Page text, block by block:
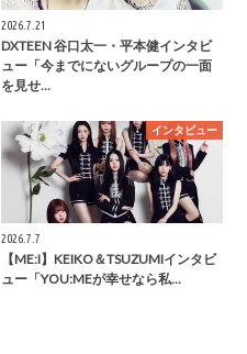
2026.7.21
DXTEEN 谷口太一・平本健インタビ
ュー「今までにないグループの一面
を見せ…
インタビュー
2026.7.7
【ME:I】KEIKO＆TSUZUMIインタビ
ュー「YOU:MEが幸せなら私…